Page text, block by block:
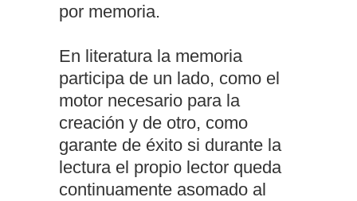
por memoria.
En literatura la memoria
participa de un lado, como el
motor necesario para la
creación y de otro, como
garante de éxito si durante la
lectura el propio lector queda
continuamente asomado al